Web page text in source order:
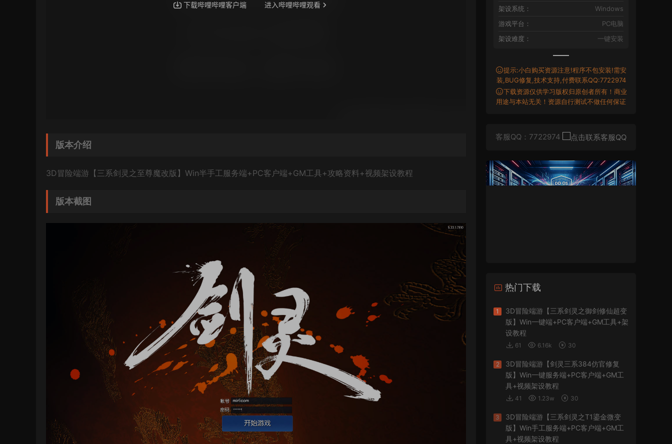
版本介绍
3D冒险端游【三系剑灵之至尊魔改版】Win半手工服务端+PC客户端+GM工具+攻略资料+视频架设教程
版本截图
架设系统：
Windows
游戏平台：
PC电脑
架设难度：
一键安装
提示:小白购买资源注意!程序不包安装!需安
装,BUG修复,技术支持,付费联系QQ:7722974
下载资源仅供学习版权归原创者所有！商业
用途与本站无关！资源自行测试不做任何保证
客服QQ：7722974
热门下载
1
3D冒险端游【三系剑灵之御剑修仙超变
版】Win一键端+PC客户端+GM工具+架
设教程
61 6.16k 30
2
3D冒险端游【剑灵三系384仿官修复
版】Win一键服务端+PC客户端+GM工
具+视频架设教程
41 1.23w 30
3
3D冒险端游【三系剑灵之T1鎏金微变
版】Win手工服务端+PC客户端+GM工
具+视频架设教程